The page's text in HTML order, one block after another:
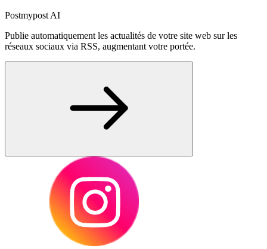
Postmypost AI
Publie automatiquement les actualités de votre site web sur les
réseaux sociaux via RSS, augmentant votre portée.